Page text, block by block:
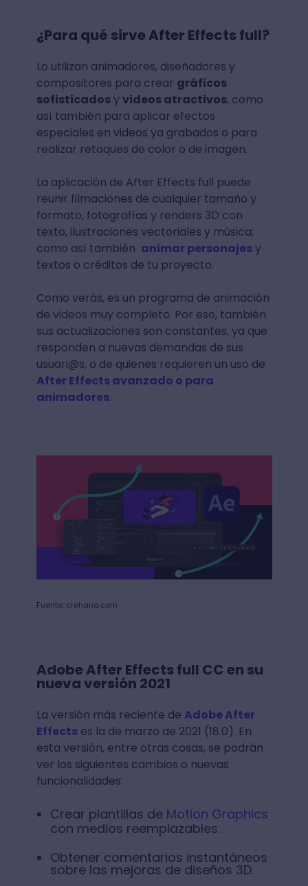
¿Para qué sirve After Effects full?
Lo utilizan animadores, diseñadores y
compositores para crear gráficos
sofisticadosyvideos atractivos, como
así también para aplicar efectos
especiales en videos ya grabados o para
realizar retoques de color o de imagen.
La aplicación de After Effects full puede
reunir filmaciones de cualquier tamaño y
formato, fotografías y renders 3D con
texto, ilustraciones vectoriales y música;
como así también animar personajesy
textos o créditos de tu proyecto.
Como verás, es un programa de animación
de videos muy completo. Por eso, también
sus actualizaciones son constantes, ya que
responden a nuevas demandas de sus
usuari@s, o de quienes requieren un uso de
After Effects avanzado o para
animadores.
Fuente: crehana.com
Adobe After Effects full CC en su
nueva versión 2021
La versión más reciente de Adobe After
Effectses la de marzo de 2021 (18.0). En
esta versión, entre otras cosas, se podrán
ver los siguientes cambios o nuevas
funcionalidades:
Crear plantillas de Motion Graphics
con medios reemplazables.
Obtener comentarios instantáneos
sobre las mejoras de diseños 3D.